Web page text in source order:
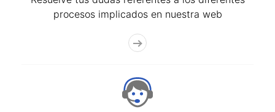
procesos implicados en nuestra web